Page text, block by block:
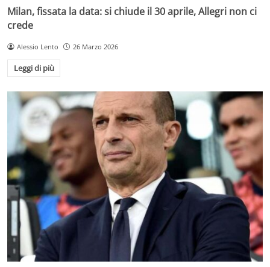
Milan, fissata la data: si chiude il 30 aprile, Allegri non ci
crede
Alessio Lento 26 Marzo 2026
Leggi di più